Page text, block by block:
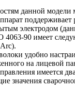
данной модели
электродом
4063-90 имеет
удобно
на лицевой
имеется
значения